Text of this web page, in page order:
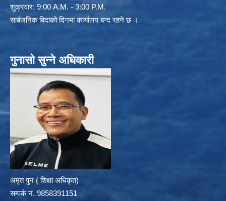
शुक्रवार: 9:00 A.M. - 3:00 P.M.
सार्बजनिक बिदाको दिनमा कार्यालय बन्द रहने छ ।
गुनासो सुन्ने अधिकारी
अमृत पुन ( शिक्षा अधिकृत)
सम्पर्क न‌ं. 9858391151